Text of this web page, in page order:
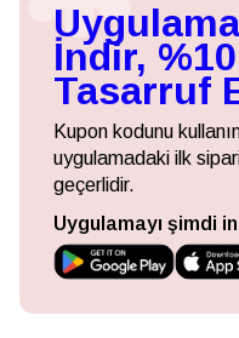
İndir, %10
Tasarruf
Kupon kodunu
uygulamadaki ilk
geçerlidir.
Uygulamayı şimdi